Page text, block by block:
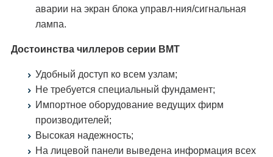
аварии на экран блока управл-ния/сигнальная
лампа.
Достоинства чиллеров серии ВМТ
Удобный доступ ко всем узлам;
Не требуется специальный фундамент;
Импортное оборудование ведущих фирм
производителей;
Высокая надежность;
На лицевой панели выведена информация всех